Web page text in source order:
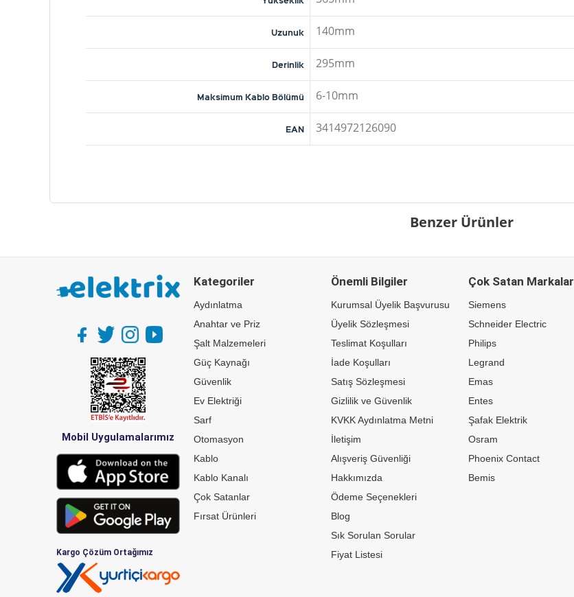
Uzunuk 140mm
Derinlik 295mm
Maksimum Kablo Bölümü 6-10mm
EAN 3414972126090
Benzer Ürünler
Mobil Uygulamalarımız
Kargo Çözüm Ortağımız
Kategoriler
Aydınlatma
Anahtar ve Priz
Şalt Malzemeleri
Güç Kaynağı
Güvenlik
Ev Elektriği
Sarf
Otomasyon
Kablo
Kablo Kanalı
Çok Satanlar
Fırsat Ürünleri
Önemli Bilgiler
Kurumsal Üyelik Başvurusu
Üyelik Sözleşmesi
Teslimat Koşulları
İade Koşulları
Satış Sözleşmesi
Gizlilik ve Güvenlik
KVKK Aydınlatma Metni
İletişim
Alışveriş Güvenliği
Hakkımızda
Ödeme Seçenekleri
Blog
Sık Sorulan Sorular
Fiyat Listesi
Çok Satan Markalar
Siemens
Schneider Electric
Philips
Legrand
Emas
Entes
Şafak Elektrik
Osram
Phoenix Contact
Bemis